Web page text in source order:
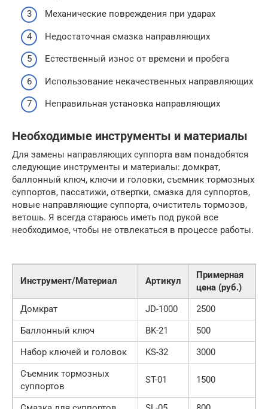
Механические повреждения при ударах
Недостаточная смазка направляющих
Естественный износ от времени и пробега
Использование некачественных направляющих
Неправильная установка направляющих
Необходимые инструменты и материалы
Для замены направляющих суппорта вам понадобятся
следующие инструменты и материалы: домкрат,
баллонный ключ, ключи и головки, съемник тормозных
суппортов, пассатижи, отвертки, смазка для суппортов,
новые направляющие суппорта, очиститель тормозов,
ветошь. Я всегда стараюсь иметь под рукой все
необходимое, чтобы не отвлекаться в процессе работы.
Инструмент/Материал Артикул
Примерная
цена (руб.)
Домкрат
JD-1000
2500
Баллонный ключ
BK-21
500
Набор ключей и головок
KS-32
3000
Съемник тормозных
суппортов
ST-01 1500